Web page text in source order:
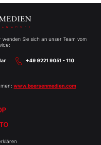
Sie sich an unser Team vom
+49 9221 9051 - 110
www.boersenmedien.com